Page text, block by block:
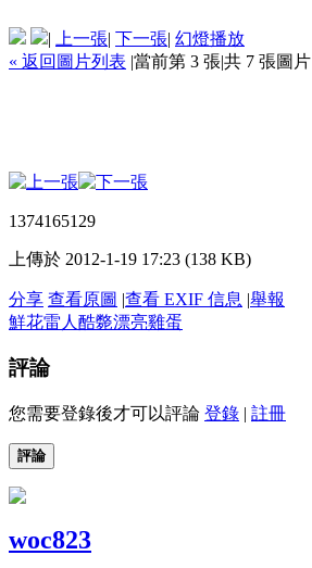
| 上一張| 下一張| 幻燈播放
« 返回圖片列表 |當前第 3 張|共 7 張圖片
1374165129
上傳於 2012-1-19 17:23 (138 KB)
分享 查看原圖 |查看 EXIF 信息 |舉報
鮮花雷人 酷斃漂亮雞蛋
評論
您需要登錄後才可以評論 登錄 | 註冊
評論
woc823